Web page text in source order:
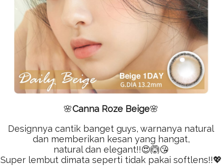
🌸Canna Roze Beige🌸
Designnya cantik banget guys, warnanya natural
dan memberikan kesan yang hangat,
natural dan elegant!!😍🙆😘
Super lembut dimata seperti tidak pakai softlens!!💖